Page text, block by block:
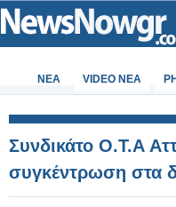
ΝΕΑ VIDEO NEA
Συνδικάτο Ο.Τ.Α
συγκέντρωση στα